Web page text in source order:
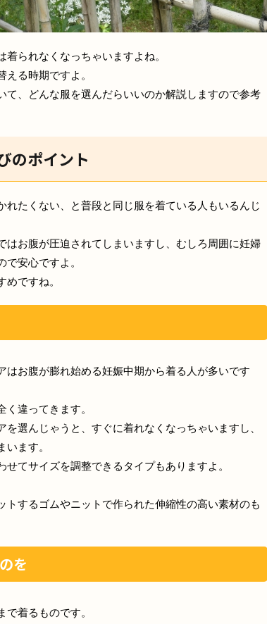
られなくなっちゃいますよね。
る時期ですよ。
て、どんな服を選んだらいいのか解説しますので参考
のポイント
たくない、と普段と同じ服を着ている人もいるんじ
はお腹が圧迫されてしまいますし、むしろ周囲に妊婦
安心ですよ。
ですね。
はお腹が膨れ始める妊娠中期から着る人が多いです
違ってきます。
選んじゃうと、すぐに着れなくなっちゃいますし、
ます。
てサイズを調整できるタイプもありますよ。
するゴムやニットで作られた伸縮性の高い素材のも
を
着るものです。